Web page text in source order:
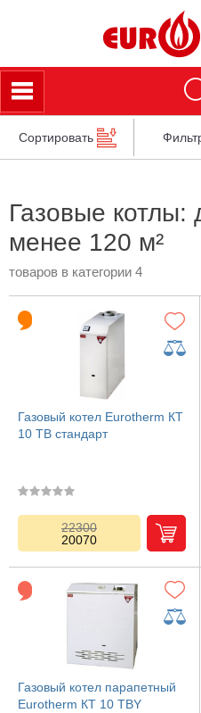
Сортировать
Газовые котлы:
менее 120 м²
товаров в категории 4
Газовый котел Eurotherm КТ
10 TB стандарт
22300
20070
Газовый котел парапетный
Eurotherm КТ 10 TBY